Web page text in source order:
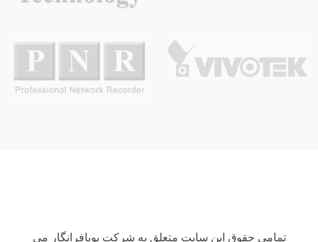
تمامی حقوق این سایت متعلق به شرکت پویافرانگار می